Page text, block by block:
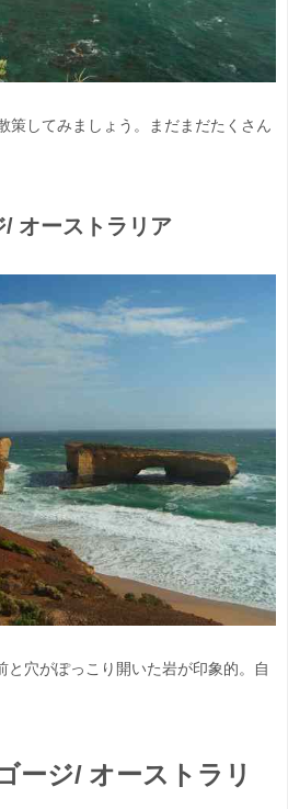
策してみましょう。まだまだたくさん
/ オーストラリア
と穴がぽっこり開いた岩が印象的。自
ージ/ オーストラリ